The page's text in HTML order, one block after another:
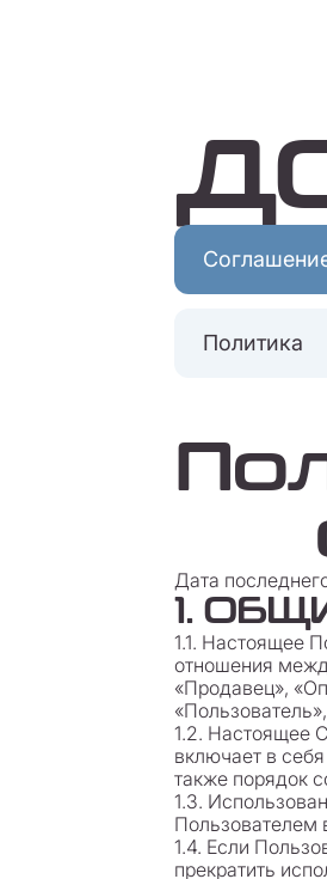
Политика
Дата
1.
1.1. Настоящее
отношения
«Продавец»,
1.2. Настоящее
включает в
также порядок
1.3.
Пользователем
1.4. Если
прекратить